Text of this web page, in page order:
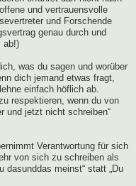
und vertrauensvolle
und Forschende
genau durch und
ab!)
was du sagen und worüber
dich jemand etwas fragt,
einfach höflich ab.
respektieren, wenn du von
und jetzt nicht schreiben“
Verantwortung für sich
von sich zu schreiben als
dasunddas meinst“ statt „Du